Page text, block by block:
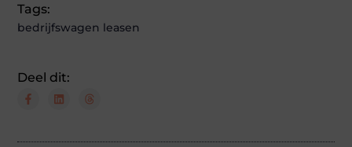
Tags:
bedrijfswagen leasen
Deel dit: